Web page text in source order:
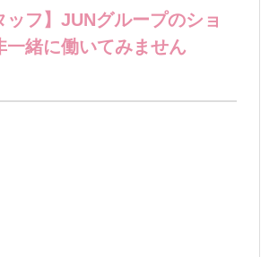
ッフ】JUNグループのショ
一緒に働いてみません